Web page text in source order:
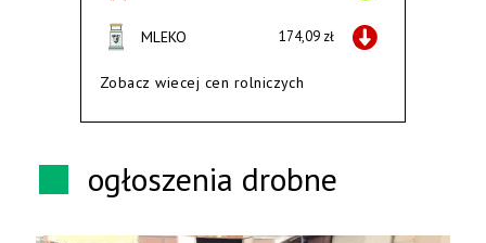
MLEKO 174,09 zł
Zobacz wiecej cen rolniczych
ogłoszenia drobne